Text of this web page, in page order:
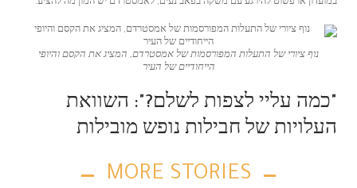
במועדון או פשוט להירגע עם משקה בפאב נעים, לאמסטרדם יש המון מה להציע.
נוף ציורי של התעלות המפורסמות של אמסטרדם, המציג את הקסם והיופי
הייחודיים של העיר
"כמה עליי לצפות לשלם?": השוואת
העלויות של חבילות נופש מובילות
MORE STORIES